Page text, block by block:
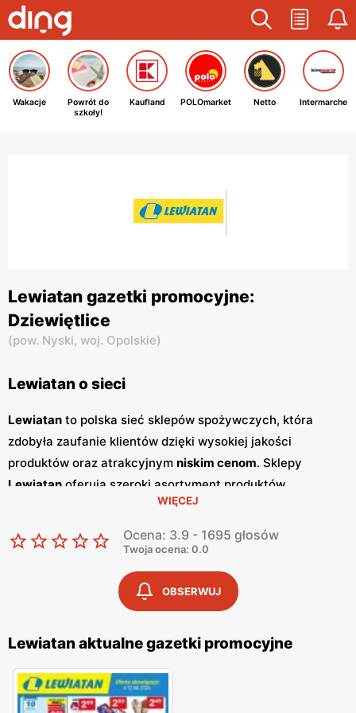
Wakacje
Powrót do
szkoły!
Kaufland POLOmarket Netto Intermarche
Lewiatan gazetki promocyjne:
Dziewiętlice
(pow. Nyski, woj. Opolskie)
Lewiatan o sieci
Lewiatan to polska sieć sklepów spożywczych, która
zdobyła zaufanie klientów dzięki wysokiej jakości
produktów oraz atrakcyjnym niskim cenom. Sklepy
Lewiatan oferują szeroki asortyment produktów
spożywczych, w tym świeże owoce i warzywa, pieczywo,
nabiał, mięso oraz artykuły codziennego użytku. Klienci
cenią sobie bogaty wybór oraz częste
umożliwiają oszczędności na zakupach. Jednym z
kluczowych elementów strategii marketingowej
są regularnie wydawanegazetki promocyjne
prezentują najnowsze
promocje , specjalne oferty oraz
sezonowe wyprzedaże, dzięki czemu klienci mogą
planować swoje zakupy i korzystać z wyjątkowych okazji
cenowych. Publikacje te są dostępne zarówno w formie
WIĘCEJ
Ocena: 3.9 - 1695 głosów
Twoja ocena: 0.0
OBSERWUJ
Lewiatan aktualne gazetki promocyjne